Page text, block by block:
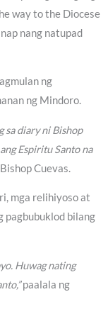
way to the Diocese
nang natupad
ng
ng Mindoro.
sa diary ni Bishop
Espiritu Santo na
Cuevas.
mga relihiyoso at
pagbubuklod bilang
Huwag nating
paalala ng